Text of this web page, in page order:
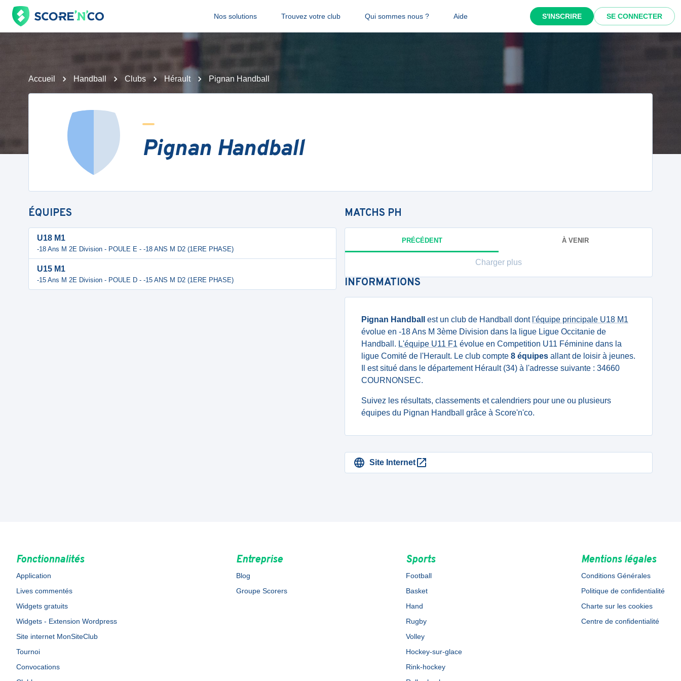
Nos solutions Trouvez votre club Qui sommes nous ? Aide S'INSCRIRE SE CONNECTER
Accueil Handball Clubs Hérault Pignan Handball
Pignan Handball
ÉQUIPES
U18 M1
-18 Ans M 2E Division - POULE E - -18 ANS M D2 (1ERE PHASE)
U15 M1
-15 Ans M 2E Division - POULE D - -15 ANS M D2 (1ERE PHASE)
MATCHS PH
PRÉCÉDENT À VENIR
Charger plus
INFORMATIONS
Pignan Handball est un club de Handball dont l'équipe principale U18 M1
évolue en -18 Ans M 3ème Division dans la ligue Ligue Occitanie de
Handball. L'équipe U11 F1 évolue en Competition U11 Féminine dans la
ligue Comité de l'Herault. Le club compte 8 équipes allant de loisir à jeunes.
Il est situé dans le département Hérault (34) à l'adresse suivante : 34660
COURNONSEC.
Suivez les résultats, classements et calendriers pour une ou plusieurs
équipes du Pignan Handball grâce à Score'n'co.
Site Internet
Fonctionnalités
Application
Lives commentés
Widgets gratuits
Widgets - Extension Wordpress
Site internet MonSiteClub
Tournoi
Convocations
Entreprise
Blog
Groupe Scorers
Sports
Football
Basket
Hand
Rugby
Volley
Hockey-sur-glace
Rink-hockey
Mentions légales
Conditions Générales
Politique de confidentialité
Charte sur les cookies
Centre de confidentialité